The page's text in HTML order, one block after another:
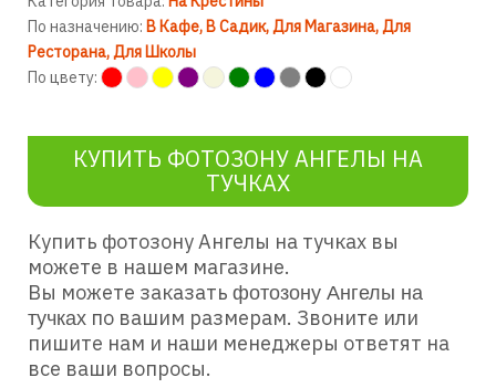
По назначению: В Кафе В Садик Для Магазина Для
Ресторана Для Школы
По цвету:
КУПИТЬ ФОТОЗОНУ АНГЕЛЫ НА
ТУЧКАХ
Купить фотозону Ангелы на тучках вы
можете в нашем магазине.
Вы можете заказать фотозону Ангелы на
тучках по вашим размерам. Звоните или
пишите нам и наши менеджеры ответят на
все ваши вопросы.